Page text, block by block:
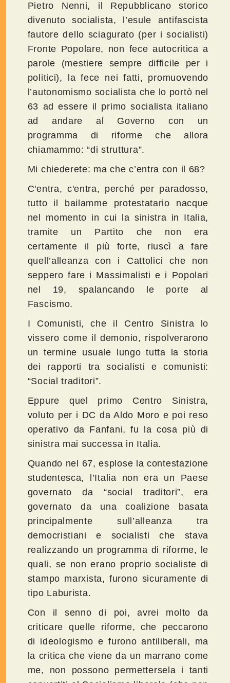
Pietro Nenni, il Repubblicano storico
divenuto socialista, l’esule antifascista
fautore dello sciagurato (per i socialisti)
Fronte Popolare, non fece autocritica a
parole (mestiere sempre difficile per i
politici), la fece nei fatti, promuovendo
l’autonomismo socialista che lo portò nel
63 ad essere il primo socialista italiano
ad andare al Governo con un
programma di riforme che allora
chiamammo: “di struttura”.
Mi chiederete: ma che c’entra con il 68?
C'entra, c'entra, perché per paradosso,
tutto il bailamme protestatario nacque
nel momento in cui la sinistra in Italia,
tramite un Partito che non era
certamente il più forte, riuscì a fare
quell’alleanza con i Cattolici che non
seppero fare i Massimalisti e i Popolari
nel 19, spalancando le porte al
Fascismo.
I Comunisti, che il Centro Sinistra lo
vissero come il demonio, rispolverarono
un termine usuale lungo tutta la storia
dei rapporti tra socialisti e comunisti:
“Social traditori”.
Eppure quel primo Centro Sinistra,
voluto per i DC da Aldo Moro e poi reso
operativo da Fanfani, fu la cosa più di
sinistra mai successa in Italia.
Quando nel 67, esplose la contestazione
studentesca, l’Italia non era un Paese
governato da “social traditori”, era
governato da una coalizione basata
principalmente sull’alleanza tra
democristiani e socialisti che stava
realizzando un programma di riforme, le
quali, se non erano proprio socialiste di
stampo marxista, furono sicuramente di
tipo Laburista.
Con il senno di poi, avrei molto da
criticare quelle riforme, che peccarono
di ideologismo e furono antiliberali, ma
la critica che viene da un marrano come
me, non possono permettersela i tanti